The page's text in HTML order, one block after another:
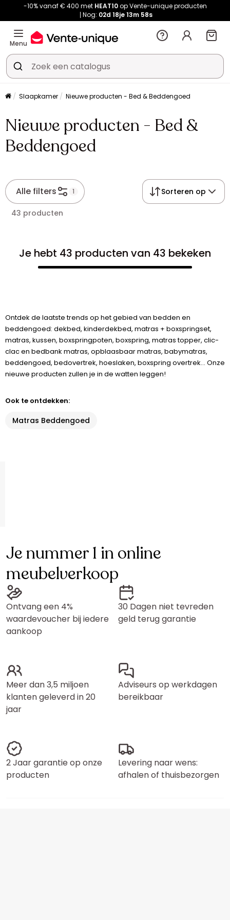
-10% vanaf € 400 met HEAT10op Vente-unique producten
Nog: 02d 18je 13m 58s
Menu
Slaapkamer Nieuwe producten - Bed & Beddengoed
Nieuwe producten - Bed &
Beddengoed
Alle filters 1 Sorteren op
43 producten
Je hebt 43 producten van 43 bekeken
Ontdek de laatste trends op het gebied van bedden en
beddengoed: dekbed, kinderdekbed, matras + boxspringset,
matras, kussen, boxspringpoten, boxspring, matras topper, clic-
clac en bedbank matras, opblaasbaar matras, babymatras,
beddengoed, bedovertrek, hoeslaken, boxspring overtrek... Onze
nieuwe producten zullen je in de watten leggen!
Ook te ontdekken:
Matras Beddengoed
Je nummer 1 in online
meubelverkoop
Ontvang een 4%
waardevoucher bij iedere
aankoop
30 Dagen niet tevreden
geld terug garantie
Meer dan 3,5 miljoen
klanten geleverd in 20
jaar
Adviseurs op werkdagen
bereikbaar
2 Jaar garantie op onze
producten
Levering naar wens:
afhalen of thuisbezorgen